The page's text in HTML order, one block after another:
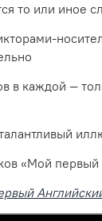
то или иное
в каждой —
«Мой